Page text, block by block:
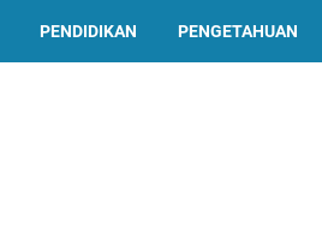
PENDIDIKAN PENGETAHUAN